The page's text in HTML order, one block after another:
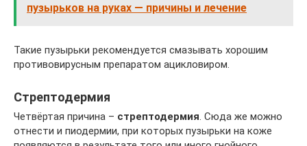
пузырьков на руках — причины и лечение
Такие пузырьки рекомендуется смазывать хорошим
противовирусным препаратом ацикловиром.
Стрептодермия
Четвёртая причина – стрептодермия. Сюда же можно
отнести и пиодермии, при которых пузырьки на коже